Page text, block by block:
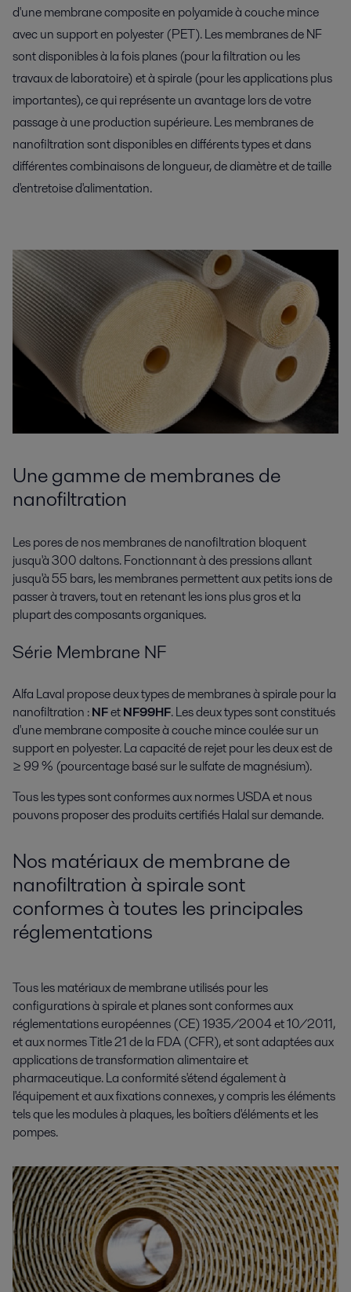
d'une membrane composite en polyamide à couche mince
avec un support en polyester (PET). Les membranes de NF
sont disponibles à la fois planes (pour la filtration ou les
travaux de laboratoire) et à spirale (pour les applications plus
importantes), ce qui représente un avantage lors de votre
passage à une production supérieure. Les membranes de
nanofiltration sont disponibles en différents types et dans
différentes combinaisons de longueur, de diamètre et de taille
d'entretoise d'alimentation.
Une gamme de membranes de
nanofiltration
Les pores de nos membranes de nanofiltration bloquent
jusqu'à 300 daltons. Fonctionnant à des pressions allant
jusqu'à 55 bars, les membranes permettent aux petits ions de
passer à travers, tout en retenant les ions plus gros et la
plupart des composants organiques.
Série Membrane NF
Alfa Laval propose deux types de membranes à spirale pour la
nanofiltration :NFetNF99HF. Les deux types sont constitués
d'une membrane composite à couche mince coulée sur un
support en polyester. La capacité de rejet pour les deux est de
≥ 99 % (pourcentage basé sur le sulfate de magnésium).
Tous les types sont conformes aux normes USDA et nous
pouvons proposer des produits certifiés Halal sur demande.
Nos matériaux de membrane de
nanofiltration à spirale sont
conformes à toutes les principales
réglementations
Tous les matériaux de membrane utilisés pour les
configurations à spirale et planes sont conformes aux
réglementations européennes (CE) 1935/2004 et 10/2011,
et aux normes Title 21 de la FDA (CFR), et sont adaptées aux
applications de transformation alimentaire et
pharmaceutique. La conformité s'étend également à
l'équipement et aux fixations connexes, y compris les éléments
tels que les modules à plaques, les boîtiers d'éléments et les
pompes.